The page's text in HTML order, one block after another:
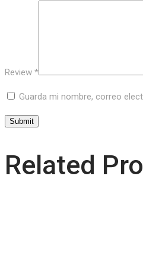
Review *
Guarda mi nombre, correo
Related